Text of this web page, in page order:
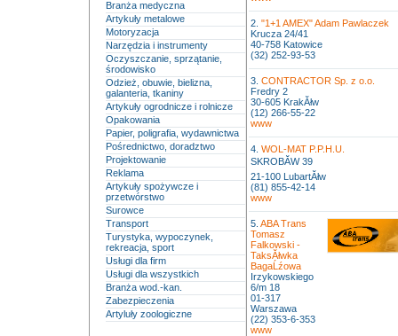
Branża medyczna
Artykuły metalowe
Motoryzacja
Narzędzia i instrumenty
Oczyszczanie, sprzątanie,
środowisko
Odzież, obuwie, bielizna,
galanteria, tkaniny
Artykuły ogrodnicze i rolnicze
Opakowania
Papier, poligrafia, wydawnictwa
Pośrednictwo, doradztwo
Projektowanie
Reklama
Artykuły spożywcze i
przetwórstwo
Surowce
Transport
Turystyka, wypoczynek,
rekreacja, sport
Usługi dla firm
Usługi dla wszystkich
Branża wod.-kan.
Zabezpieczenia
Artyluły zoologiczne
2. "1+1 AMEX" Adam Pawlaczek
Krucza 24/41
40-758 Katowice
(32) 252-93-53
3. CONTRACTOR Sp. z o.o.
Fredry 2
30-605 KrakĂłw
(12) 266-55-22
www
4. WOL-MAT P.P.H.U.
SKROBĂW 39
21-100 LubartĂłw
(81) 855-42-14
www
5. ABA Trans
Tomasz
Falkowski -
TaksĂłwka
BagaĹźowa
Irzykowskiego
6/m 18
01-317
Warszawa
(22) 353-6-353
www